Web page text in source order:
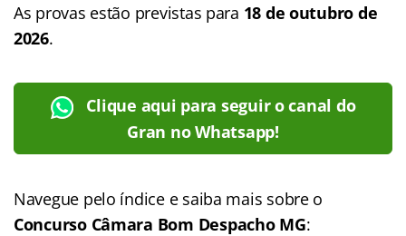
As provas estão previstas para 18 de outubro de
2026.
Clique aqui para seguir o canal do
Gran no Whatsapp!
Navegue pelo índice e saiba mais sobre o
Concurso Câmara Bom Despacho MG: